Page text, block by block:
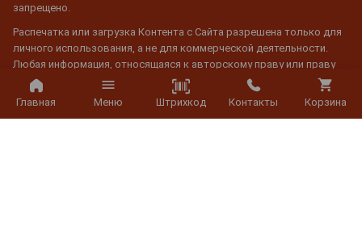
Главная Меню Штрихкод Контакты Корзина
запрещено.
Распечатка или загрузка Контента с Сайта разрешена только для
личного использования, а не для коммерческой деятельности.
Любая информация, относящаяся к авторскому праву или праву
собственности, не может быть изменена, и при ее использовании
обязательна активная гиперссылка на сайт www.cigarpro.ru